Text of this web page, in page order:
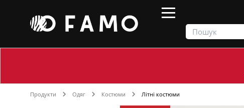
Продукти Одяг Костюми Літні костюми